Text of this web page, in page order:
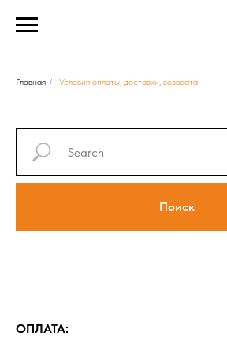
Требования к макетам
Главная / Условия оплаты, доставки, возврата
Поиск
ОПЛАТА: